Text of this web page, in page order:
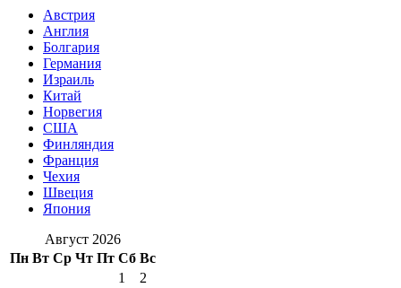
Австрия
Англия
Болгария
Германия
Израиль
Китай
Норвегия
США
Финляндия
Франция
Чехия
Швеция
Япония
Август 2026
Пн Вт Ср Чт Пт Сб Вс
1
2